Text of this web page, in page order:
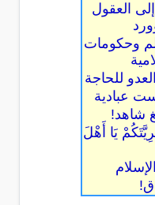
العقول
وحكومات
للحاجة
عبادية
شاهد!
يَا أَهْلَ